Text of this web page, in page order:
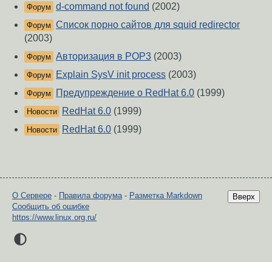
Форум d-command not found (2002)
Форум Список порно сайтов для squid redirector
(2003)
Форум Авторизация в POP3 (2003)
Форум Explain SysV init process (2003)
Форум Предупреждение о RedHat 6.0 (1999)
Новости RedHat 6.0 (1999)
Новости RedHat 6.0 (1999)
Вверх
О Сервере - Правила форума - Разметка Markdown
Сообщить об ошибке
https://www.linux.org.ru/